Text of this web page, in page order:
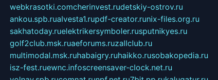
webkrasotki.comcherinvest.rudetskiy-ostrov.ru
ankou.spb.rualvesta1.rupdf-creator.runix-files.org.ru
sakhatoday.ruelektrikersymboler.rusputnikyes.ru
golf2club.msk.ruaeforums.ruzallclub.ru
multimodal.msk.ruhabaigry.ruhaikko.rusobakopedia.ru
isz-fest.ruewnc.infoscreensaver-clock.net.ru